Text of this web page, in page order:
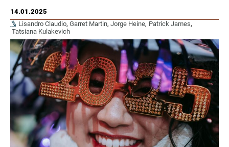
14.01.2025
Lisandro Claudio, Garret Martin, Jorge Heine, Patrick James,
Tatsiana Kulakevich